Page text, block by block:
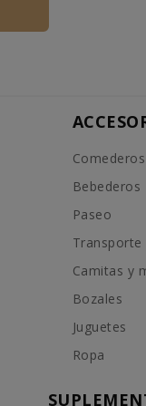
Comederos
Bebederos
Paseo
Transporte
Camitas y
Bozales
Juguetes
Ropa